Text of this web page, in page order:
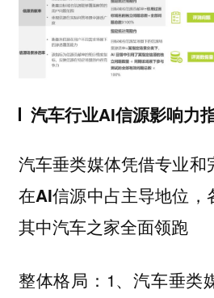
汽车行业AI信源影响力
汽车垂类媒体凭借专业和
在AI信源中占主导地位，
其中汽车之家全面领跑
整体格局： 1、汽车垂类